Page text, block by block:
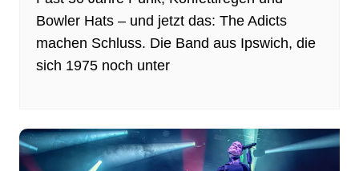
Bowler Hats – und jetzt das: The Adicts
machen Schluss. Die Band aus Ipswich, die
sich 1975 noch unter